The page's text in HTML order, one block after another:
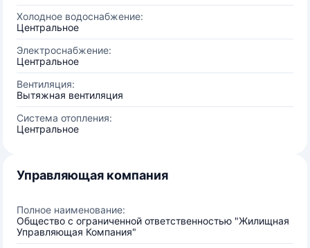
Холодное водоснабжение:
Центральное
Электроснабжение:
Центральное
Вентиляция:
Вытяжная вентиляция
Система отопления:
Центральное
Управляющая компания
Полное наименование:
Общество с ограниченной ответственностью "Жилищная
Управляющая Компания"